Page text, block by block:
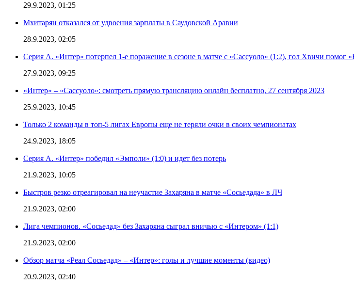
29.9.2023, 01:25
Мхитарян отказался от удвоения зарплаты в Саудовской Аравии
28.9.2023, 02:05
Серия А. «Интер» потерпел 1-е поражение в сезоне в матче с «Сассуоло» (1:2), гол Хвичи помог
27.9.2023, 09:25
«Интер» – «Сассуоло»: смотреть прямую трансляцию онлайн бесплатно, 27 сентября 2023
25.9.2023, 10:45
Только 2 команды в топ-5 лигах Европы еще не теряли очки в своих чемпионатах
24.9.2023, 18:05
Серия А. «Интер» победил «Эмполи» (1:0) и идет без потерь
21.9.2023, 10:05
Быстров резко отреагировал на неучастие Захаряна в матче «Сосьедада» в ЛЧ
21.9.2023, 02:00
Лига чемпионов. «Сосьедад» без Захаряна сыграл вничью с «Интером» (1:1)
21.9.2023, 02:00
Обзор матча «Реал Сосьедад» – «Интер»: голы и лучшие моменты (видео)
20.9.2023, 02:40